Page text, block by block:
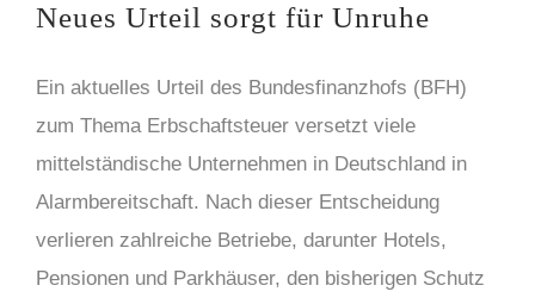
Neues Urteil sorgt für Unruhe
Ein aktuelles Urteil des Bundesfinanzhofs (BFH)
zum Thema Erbschaftsteuer versetzt viele
mittelständische Unternehmen in Deutschland in
Alarmbereitschaft. Nach dieser Entscheidung
verlieren zahlreiche Betriebe, darunter Hotels,
Pensionen und Parkhäuser, den bisherigen Schutz